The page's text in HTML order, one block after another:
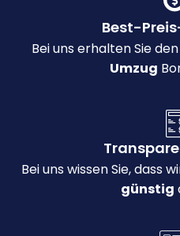
Best-
Bei uns erhalten Sie den
Umzug
Bei uns wissen Sie, dass
günstig